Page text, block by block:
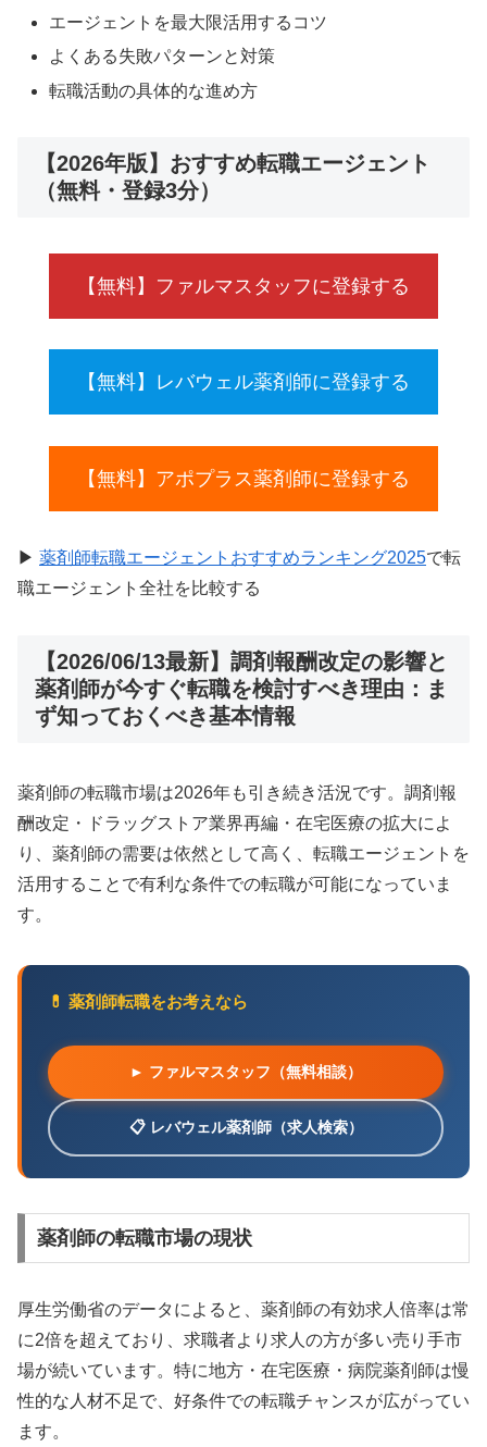
エージェントを最大限活用するコツ
よくある失敗パターンと対策
転職活動の具体的な進め方
【2026年版】おすすめ転職エージェント
（無料・登録3分）
【無料】ファルマスタッフに登録する
【無料】レバウェル薬剤師に登録する
【無料】アポプラス薬剤師に登録する
▶ 薬剤師転職エージェントおすすめランキング2025で転
職エージェント全社を比較する
【2026/06/13最新】調剤報酬改定の影響と
薬剤師が今すぐ転職を検討すべき理由：ま
ず知っておくべき基本情報
薬剤師の転職市場は2026年も引き続き活況です。調剤報
酬改定・ドラッグストア業界再編・在宅医療の拡大によ
り、薬剤師の需要は依然として高く、転職エージェントを
活用することで有利な条件での転職が可能になっていま
す。
💊 薬剤師転職をお考えなら
► ファルマスタッフ（無料相談）
📋 レバウェル薬剤師（求人検索）
薬剤師の転職市場の現状
厚生労働省のデータによると、薬剤師の有効求人倍率は常
に2倍を超えており、求職者より求人の方が多い売り手市
場が続いています。特に地方・在宅医療・病院薬剤師は慢
性的な人材不足で、好条件での転職チャンスが広がってい
ます。